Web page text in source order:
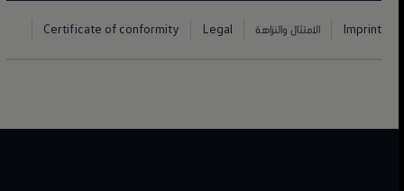
Imprint الامتثال والنزاهة Legal
Certificate of conformity